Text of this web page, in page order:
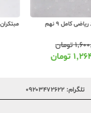
کامل 9 نهم
تومان
تومان
تلگرام: ۰۹۲۰۳۴۷۲۶۲۲